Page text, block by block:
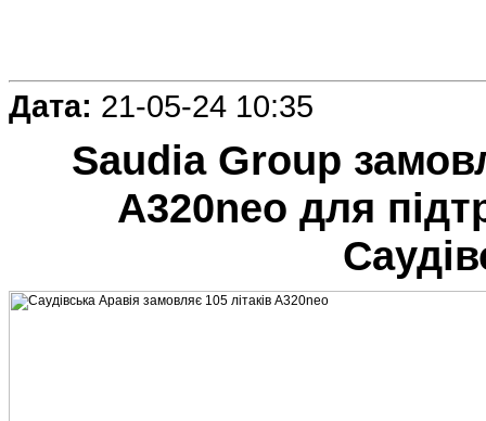
Дата: 21-05-24 10:35
Saudia Group
A320neo для